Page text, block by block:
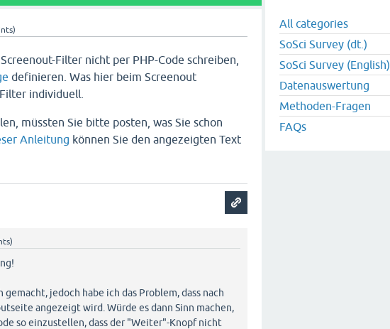
Filter nicht per PHP-Code schreiben,
definieren. Was hier beim Screenout
individuell.
müssten Sie bitte posten, was Sie schon
Anleitung können Sie den angezeigten Text
jedoch habe ich das Problem, dass nach
angezeigt wird. Würde es dann Sinn machen,
so einzustellen, dass der "Weiter"-Knopf nicht
All categories
SoSci Survey (dt.)
SoSci Survey (English)
Datenauswertung
Methoden-Fragen
FAQs